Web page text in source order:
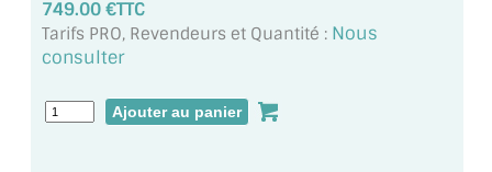
LES CHARNIÈRES DE PORTE EN VERRE
749.00 €TTC
Tarifs PRO, Revendeurs et Quantité : Nous
consulter